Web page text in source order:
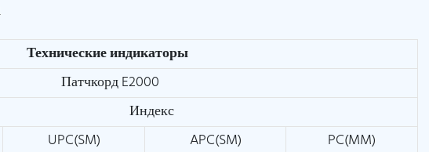
Технические индикаторы
Патчкорд E2000
Индекс
UPC(SM) APC(SM)
PC(MM)